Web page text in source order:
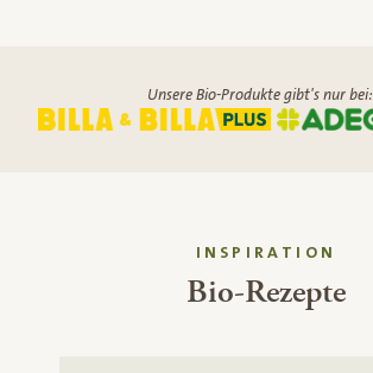
Unsere Bio-Produkte gibt's nur bei:
INSPIRATION
Bio-Rezepte